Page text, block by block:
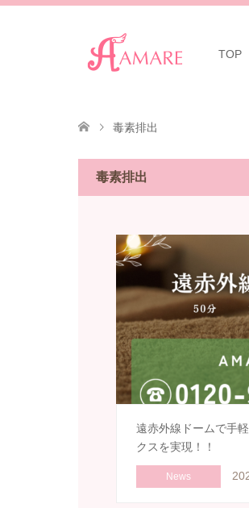
TOP
毒素排出
毒素排出
遠赤外線ドームで手
クスを実現！！
News